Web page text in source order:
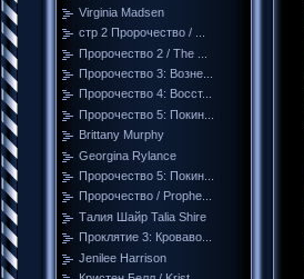
Virginia Madsen
стр 2 Пророчество / ...
Пророчество 2 / The ...
Пророчество 3: Возне...
Пророчество 4: Восст...
Пророчество 5: Покин...
Brittany Murphy
Georgina Rylance
Пророчество 5: Покин...
Пророчество / Prophe...
Талия Шайр Talia Shire
Проклятие 3: Кроваво...
Jenilee Harrison